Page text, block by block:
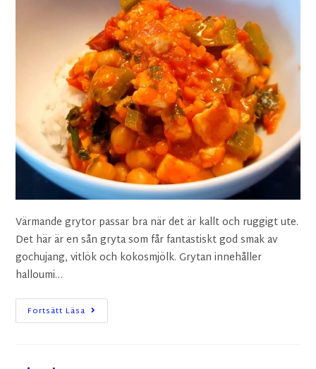
Värmande grytor passar bra när det är kallt och ruggigt ute.
Det här är en sån gryta som får fantastiskt god smak av
gochujang, vitlök och kokosmjölk. Grytan innehåller
halloumi…
Fortsätt Läsa